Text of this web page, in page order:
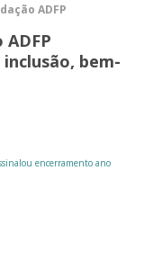
ADFP
bem-